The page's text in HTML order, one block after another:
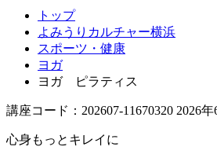
トップ
よみうりカルチャー横浜
スポーツ・健康
ヨガ
ヨガ ピラティス
講座コード：202607-11670320 2026
心身もっとキレイに